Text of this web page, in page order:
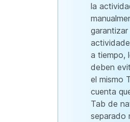
la
garantizar
a tiempo,
deben
el mismo
cuenta
Tab de
separado